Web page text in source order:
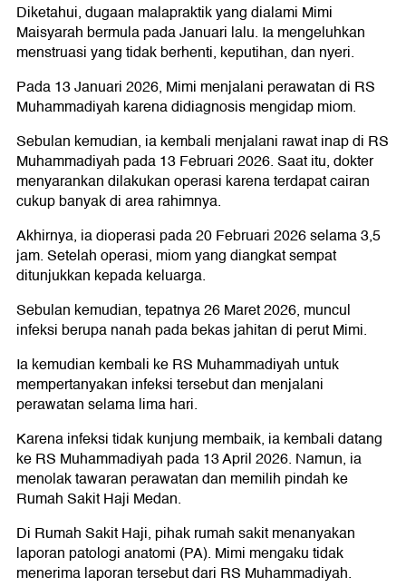
Diketahui, dugaan malapraktik yang dialami Mimi
Maisyarah bermula pada Januari lalu. Ia mengeluhkan
menstruasi yang tidak berhenti, keputihan, dan nyeri.
Pada 13 Januari 2026, Mimi menjalani perawatan di RS
Muhammadiyah karena didiagnosis mengidap miom.
Sebulan kemudian, ia kembali menjalani rawat inap di RS
Muhammadiyah pada 13 Februari 2026. Saat itu, dokter
menyarankan dilakukan operasi karena terdapat cairan
cukup banyak di area rahimnya.
Akhirnya, ia dioperasi pada 20 Februari 2026 selama 3,5
jam. Setelah operasi, miom yang diangkat sempat
ditunjukkan kepada keluarga.
Sebulan kemudian, tepatnya 26 Maret 2026, muncul
infeksi berupa nanah pada bekas jahitan di perut Mimi.
Ia kemudian kembali ke RS Muhammadiyah untuk
mempertanyakan infeksi tersebut dan menjalani
perawatan selama lima hari.
Karena infeksi tidak kunjung membaik, ia kembali datang
ke RS Muhammadiyah pada 13 April 2026. Namun, ia
menolak tawaran perawatan dan memilih pindah ke
Rumah Sakit Haji Medan.
Di Rumah Sakit Haji, pihak rumah sakit menanyakan
laporan patologi anatomi (PA). Mimi mengaku tidak
menerima laporan tersebut dari RS Muhammadiyah.